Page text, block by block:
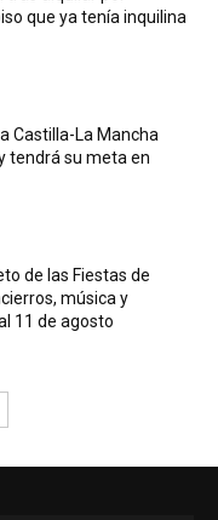
que ya tenía inquilina
Castilla-La Mancha
tendrá su meta en
de las Fiestas de
música y
11 de agosto